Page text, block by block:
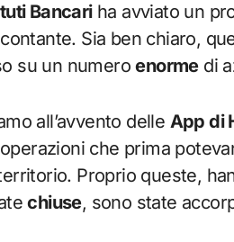
Bancariha avviato un
Sia ben chiaro,
su un numeroenormedi
all’avvento delle App di
che prima
Proprio queste,
chiuse, sono state